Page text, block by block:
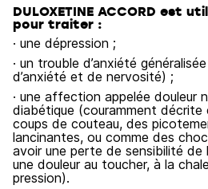
DULOXETINE ACCORD est
pour traiter :
· une dépression ;
· un trouble d’anxiété
d’anxiété et de nervosité) ;
· une affection appelée douleur
diabétique (couramment décrite
coups de couteau, des
lancinantes, ou comme des
avoir une perte de sensibilité de
une douleur au toucher, à la
pression).